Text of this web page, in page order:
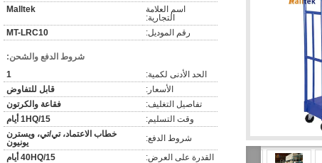
اسم العلامة
التجارية:
Malltek
رقم الموديل: MT-LRC10
شروط الدفع والشحن:
الحد الأدنى لكمية:
1
الأسعار:
قابل للتفاوض
تفاصيل التغليف:
فقاعة والكرتون
وقت التسليم:
1HQ/15 أيام
شروط الدفع:
خطاب الاعتماد، تي/تي، ويسترن
يونيون
القدرة على العرض:
40HQ/15 أيام